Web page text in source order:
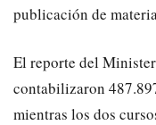
publicación de
El reporte del
contabilizaron
mientras los dos